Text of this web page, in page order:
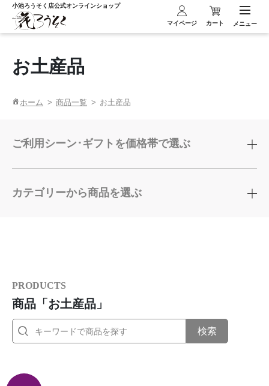
小池ろうそく店公式オンラインショップ
マイページ カート メニュー
お土産品
ホーム 商品一覧 お土産品
ご利用シーン･ギフトを価格帯で選ぶ
カテゴリーから商品を選ぶ
PRODUCTS
商品「お土産品」
検索